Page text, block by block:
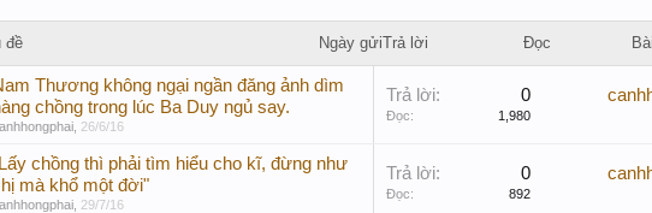
đề Ngày gửiTrả lời Đọc
Thương không ngại ngần đăng ảnh dìm
chồng trong lúc Ba Duy ngủ say.
26/6/16
Trả lời: 0
Đọc: 1,980
chồng thì phải tìm hiểu cho kĩ, đừng như
mà khổ một đời"
29/7/16
Trả lời: 0
Đọc: 892